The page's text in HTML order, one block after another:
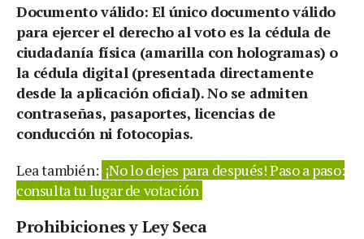
Documento válido: El único documento válido
para ejercer el derecho al voto es la cédula de
ciudadanía física(amarilla con hologramas) o
la cédula digital(presentada directamente
desde la aplicación oficial). No se admiten
contraseñas, pasaportes, licencias de
conducción ni fotocopias.
Lea también: ¡No lo dejes para después! Paso a paso:
consulta tu lugar de votación
Prohibiciones y Ley Seca